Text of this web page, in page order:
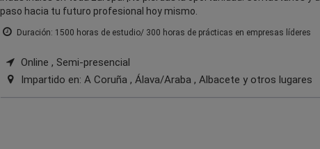
paso hacia tu futuro profesional hoy mismo.
Duración: 1500 horas de estudio/ 300 horas de prácticas en empresas líderes
Online , Semi-presencial
Impartido en: A Coruña , Álava/Araba , Albacete y otros lugares